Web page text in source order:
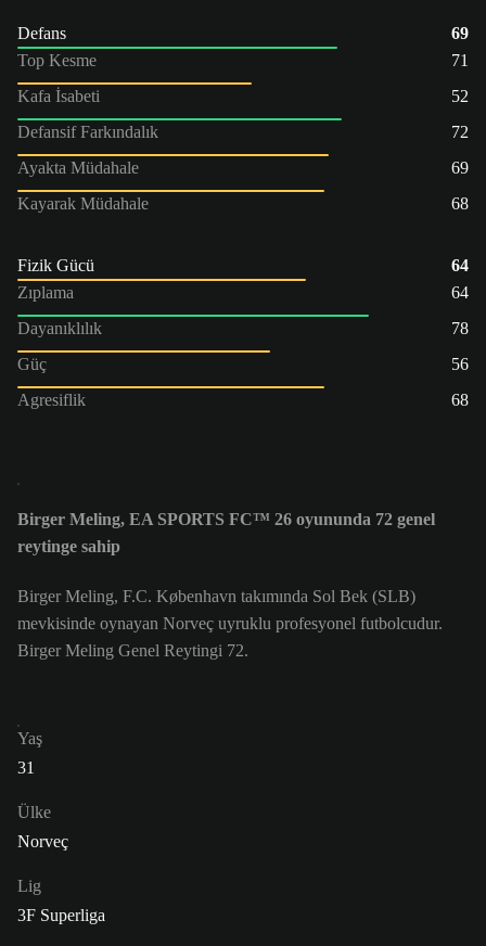
Defans
69
Top Kesme
71
Kafa İsabeti
52
Defansif Farkındalık
72
Ayakta Müdahale
69
Kayarak Müdahale
68
Fizik Gücü
64
Zıplama
64
Dayanıklılık
78
Güç
56
Agresiflik
68
Birger Meling, EA SPORTS FC™ 26 oyununda 72 genel
reytinge sahip
Birger Meling, F.C. København takımında Sol Bek (SLB)
mevkisinde oynayan Norveç uyruklu profesyonel futbolcudur.
Birger Meling Genel Reytingi 72.
Yaş
31
Ülke
Norveç
Lig
3F Superliga